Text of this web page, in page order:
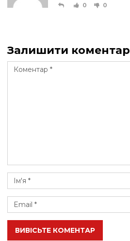
0 0
Залишити коментар
ВИВІСЬТЕ КОМЕНТАР